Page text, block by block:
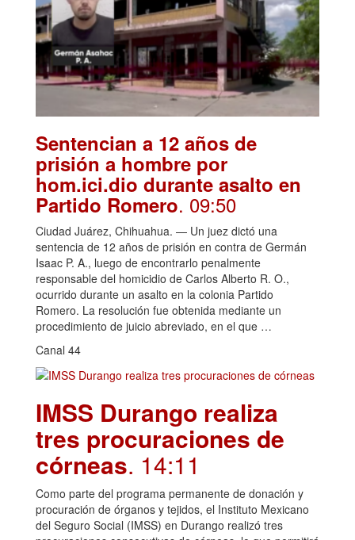
Sentencian a 12 años de
prisión a hombre por
hom.ici.dio durante asalto en
Partido Romero. 09:50
Ciudad Juárez, Chihuahua. — Un juez dictó una
sentencia de 12 años de prisión en contra de Germán
Isaac P. A., luego de encontrarlo penalmente
responsable del homicidio de Carlos Alberto R. O.,
ocurrido durante un asalto en la colonia Partido
Romero. La resolución fue obtenida mediante un
procedimiento de juicio abreviado, en el que …
Canal 44
IMSS Durango realiza
tres procuraciones de
córneas. 14:11
Como parte del programa permanente de donación y
procuración de órganos y tejidos, el Instituto Mexicano
del Seguro Social (IMSS) en Durango realizó tres